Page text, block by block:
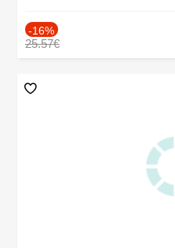
-16%
25.57€